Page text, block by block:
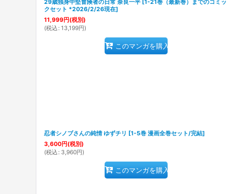
29歳独身中堅冒険者の日常 奈良一平 [1-21巻（最新巻）までのコミッ
クセット *2026/2/26現在]
11,999円(税別)
(税込 : 13,199円)
このマンガを購入
忍者シノブさんの純情 ゆずチリ [1-5巻 漫画全巻セット/完結]
3,600円(税別)
(税込 : 3,960円)
このマンガを購入